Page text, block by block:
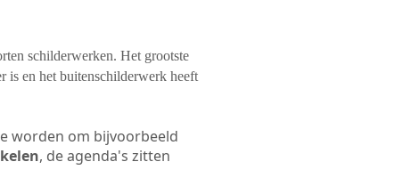
schilderwerken. Het grootste
is en het buitenschilderwerk heeft
worden om bijvoorbeeld
, de agenda's zitten